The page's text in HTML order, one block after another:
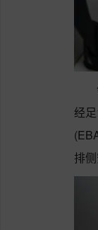
经
排